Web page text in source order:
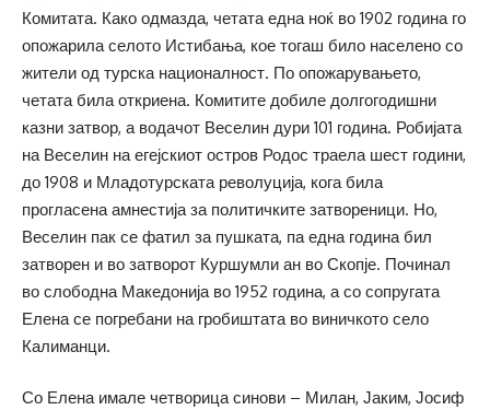
Комитата. Како одмазда, четата една ноќ во 1902 година го
опожарила селото Истибања, кое тогаш било населено со
жители од турска националност. По опожарувањето,
четата била откриена. Комитите добиле долгогодишни
казни затвор, а водачот Веселин дури 101 година. Робијата
на Веселин на егејскиот остров Родос траела шест години,
до 1908 и Младотурската револуција, кога била
прогласена амнестија за политичките затвореници. Но,
Веселин пак се фатил за пушката, па една година бил
затворен и во затворот Куршумли ан во Скопје. Починал
во слободна Македонија во 1952 година, а со сопругата
Елена се погребани на гробиштата во виничкото село
Калиманци.
Со Елена имале четворица синови – Милан, Јаким, Јосиф